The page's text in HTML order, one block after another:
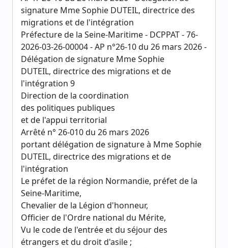
signature Mme Sophie DUTEIL, directrice des
migrations et de l'intégration
Préfecture de la Seine-Maritime - DCPPAT - 76-
2026-03-26-00004 - AP n°26-10 du 26 mars 2026 -
Délégation de signature Mme Sophie
DUTEIL, directrice des migrations et de
l'intégration 9
Direction de la coordination
des politiques publiques
et de l'appui territorial
Arrêté n° 26-010 du 26 mars 2026
portant délégation de signature à Mme Sophie
DUTEIL, directrice des migrations et de
l'intégration
Le préfet de la région Normandie, préfet de la
Seine-Maritime,
Chevalier de la Légion d'honneur,
Officier de l'Ordre national du Mérite,
Vu le code de l'entrée et du séjour des
étrangers et du droit d'asile ;